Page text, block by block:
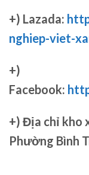
+) Lazada:
nghiep-viet-
+)
Facebook:
+) Địa chỉ kho
Phường Bình